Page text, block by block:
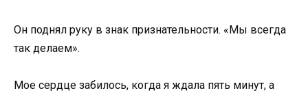
Он поднял руку в знак признательности. «Мы всегда
так делаем».
Мое сердце забилось, когда я ждала пять минут, а